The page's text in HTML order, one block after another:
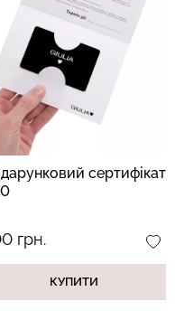
сертифікат
грн.
КУПИТИ